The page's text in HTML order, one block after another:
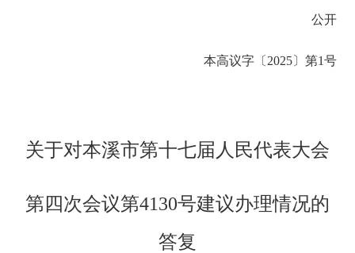
公开
本高议字〔2025〕第1号
关于对本溪市第十七届人民代表大会
第四次会议第4130号建议办理情况的
答复